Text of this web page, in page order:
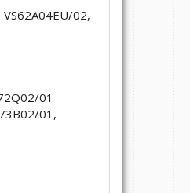
02,
01
01,